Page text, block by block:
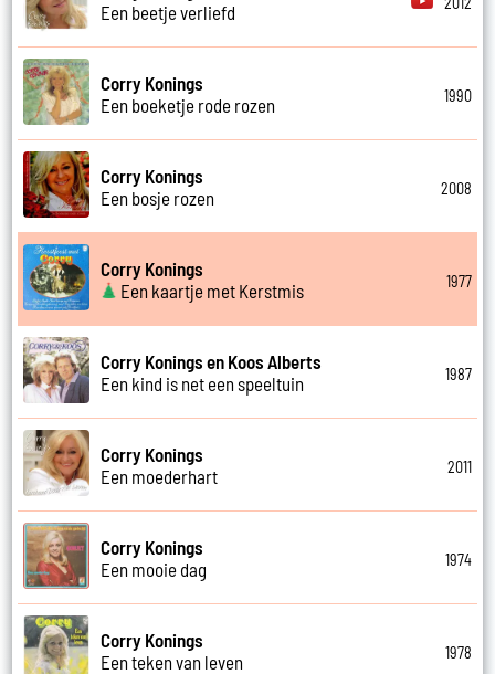
Een beetje verliefd
Corry Konings
Een boeketje rode rozen
1990
Corry Konings
Een bosje rozen
2008
Corry Konings
Een kaartje met Kerstmis
1977
Corry Konings en Koos Alberts
Een kind is net een speeltuin
1987
Corry Konings
Een moederhart
2011
Corry Konings
Een mooie dag
1974
Corry Konings
Een teken van leven
1978